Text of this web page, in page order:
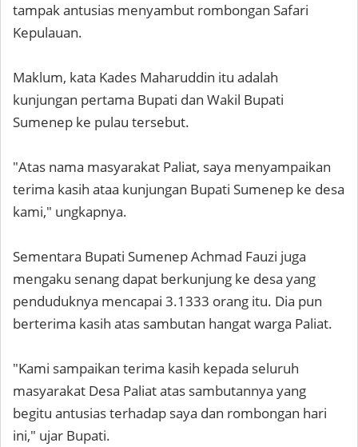
tampak antusias menyambut rombongan Safari
Kepulauan.
Maklum, kata Kades Maharuddin itu adalah
kunjungan pertama Bupati dan Wakil Bupati
Sumenep ke pulau tersebut.
"Atas nama masyarakat Paliat, saya menyampaikan
terima kasih ataa kunjungan Bupati Sumenep ke desa
kami," ungkapnya.
Sementara Bupati Sumenep Achmad Fauzi juga
mengaku senang dapat berkunjung ke desa yang
penduduknya mencapai 3.1333 orang itu. Dia pun
berterima kasih atas sambutan hangat warga Paliat.
"Kami sampaikan terima kasih kepada seluruh
masyarakat Desa Paliat atas sambutannya yang
begitu antusias terhadap saya dan rombongan hari
ini," ujar Bupati.